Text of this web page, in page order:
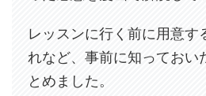
レッスンに行く前に用意す
れなど、事前に知っておい
とめました。